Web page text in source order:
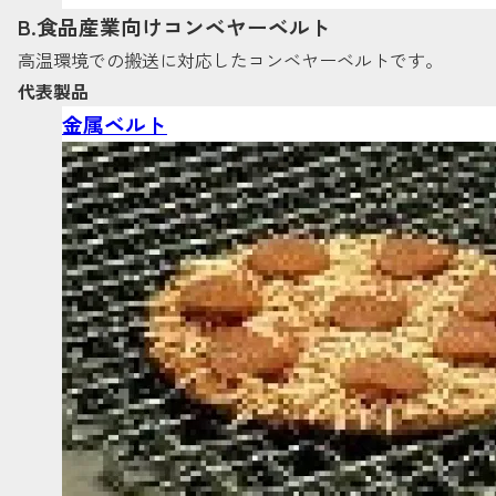
B.食品産業向けコンベヤーベルト
高温環境での搬送に対応したコンベヤーベルトです。
代表製品
金属ベルト